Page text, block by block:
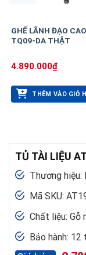
GHẾ LÃNH ĐẠO
TQ09-DA THẬT
4.890.000₫
THÊM VÀO GIỎ
TỦ TÀI LIỆU
Thương
Mã SKU:
Chất liệu: Gỗ
Bảo hành: 12